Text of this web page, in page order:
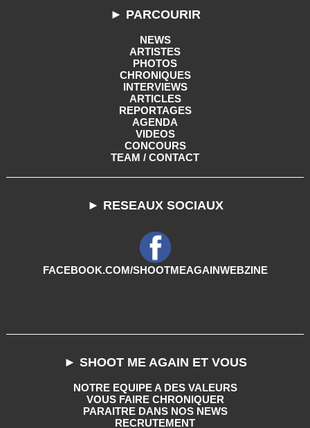
► PARCOURIR
NEWS
ARTISTES
PHOTOS
CHRONIQUES
INTERVIEWS
ARTICLES
REPORTAGES
AGENDA
VIDEOS
CONCOURS
TEAM / CONTACT
► RESEAUX SOCIAUX
FACEBOOK.COM/SHOOTMEAGAINWEBZINE
► SHOOT ME AGAIN ET VOUS
NOTRE EQUIPE A DES VALEURS
VOUS FAIRE CHRONIQUER
PARAITRE DANS NOS NEWS
RECRUTEMENT